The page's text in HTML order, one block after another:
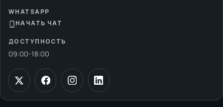
WHATSAPP
НАЧАТЬ ЧАТ
ДОСТУПНОСТЬ
09:00-18:00